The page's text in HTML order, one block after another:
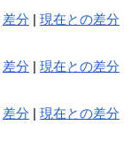
差分 |現在との差分
差分 |現在との差分
差分 |現在との差分